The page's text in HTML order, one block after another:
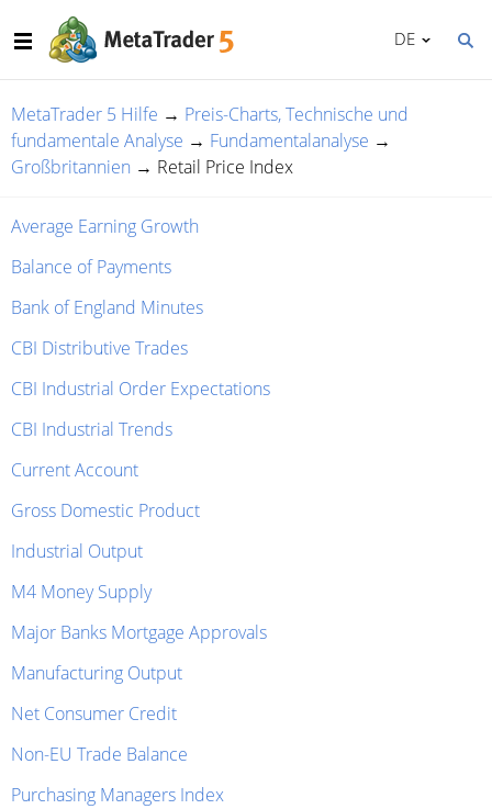
DE
MetaTrader 5 Hilfe → Preis-Charts, Technische und
fundamentale Analyse → Fundamentalanalyse →
Großbritannien → Retail Price Index
Average Earning Growth
Balance of Payments
Bank of England Minutes
CBI Distributive Trades
CBI Industrial Order Expectations
CBI Industrial Trends
Current Account
Gross Domestic Product
Industrial Output
M4 Money Supply
Major Banks Mortgage Approvals
Manufacturing Output
Net Consumer Credit
Non-EU Trade Balance
Purchasing Managers Index